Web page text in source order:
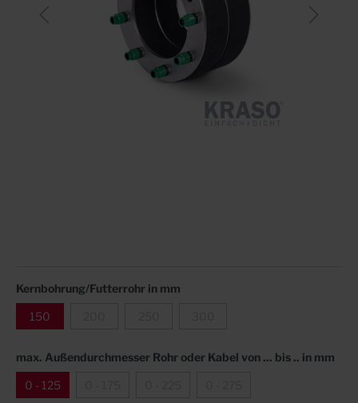
Kernbohrung/Futterrohr in mm
150
max. Außendurchmesser Rohr oder Kabel von ... bis .. in mm
0 - 125